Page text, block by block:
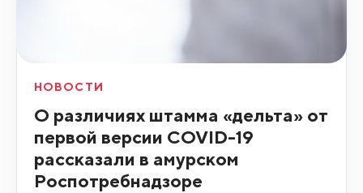
НОВОСТИ
О различиях штамма «дельта» от
первой версии COVID-19
рассказали в амурском
Роспотребнадзоре